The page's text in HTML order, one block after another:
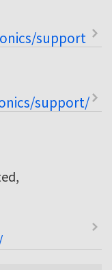
support
support/